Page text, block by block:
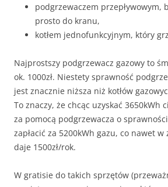
podgrzewaczem przepływowym,
prosto do kranu,
kotłem jednofunkcyjnym, który
Najprostszy podgrzewacz gazowy to
ok. 1000zł. Niestety sprawność
jest znacznie niższa niż kotłów
To znaczy, że chcąc uzyskać 3650kWh
za pomocą podgrzewacza o
zapłacić za 5200kWh gazu, co nawet
daje 1500zł/rok.
W gratisie do takich sprzętów